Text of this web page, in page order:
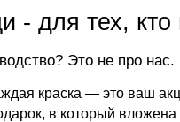
- для тех, кто
Это не про
краска — это ваш
в который